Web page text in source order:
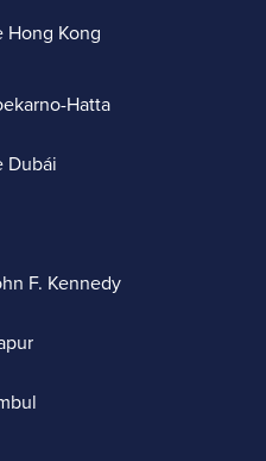
Hong Kong
Hatta
Dubái
F. Kennedy